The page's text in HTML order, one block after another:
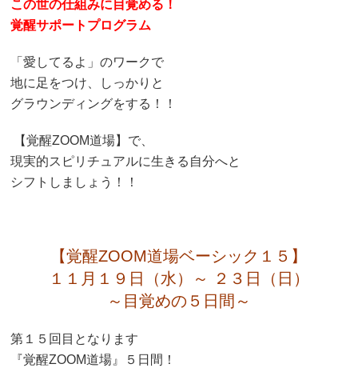
この世の仕組みに目覚める！
覚醒サポートプログラム
「愛してるよ」のワークで
地に足をつけ、しっかりと
グラウンディングをする！！
【覚醒ZOOM道場】で、
現実的スピリチュアルに生きる自分へと
シフトしましょう！！
【覚醒ZOOM道場ベーシック１５】
１１月１９日（水）～ ２３日（日）
～目覚めの５日間～
第１５回目となります
『覚醒ZOOM道場』５日間！